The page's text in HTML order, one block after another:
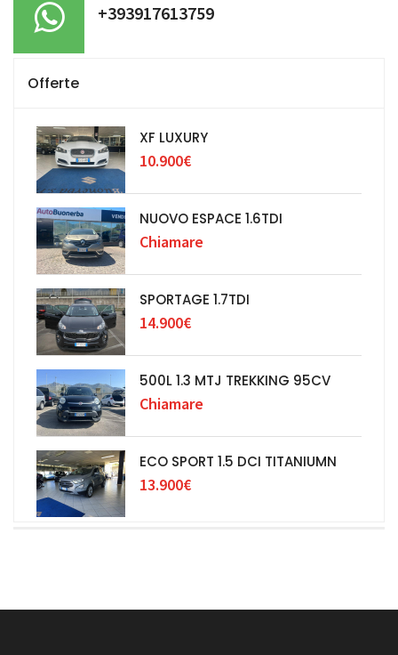
+393917613759
Offerte
XF LUXURY
10.900€
NUOVO ESPACE 1.6TDI
Chiamare
SPORTAGE 1.7TDI
14.900€
500L 1.3 MTJ TREKKING 95CV
Chiamare
ECO SPORT 1.5 DCI TITANIUMN
13.900€